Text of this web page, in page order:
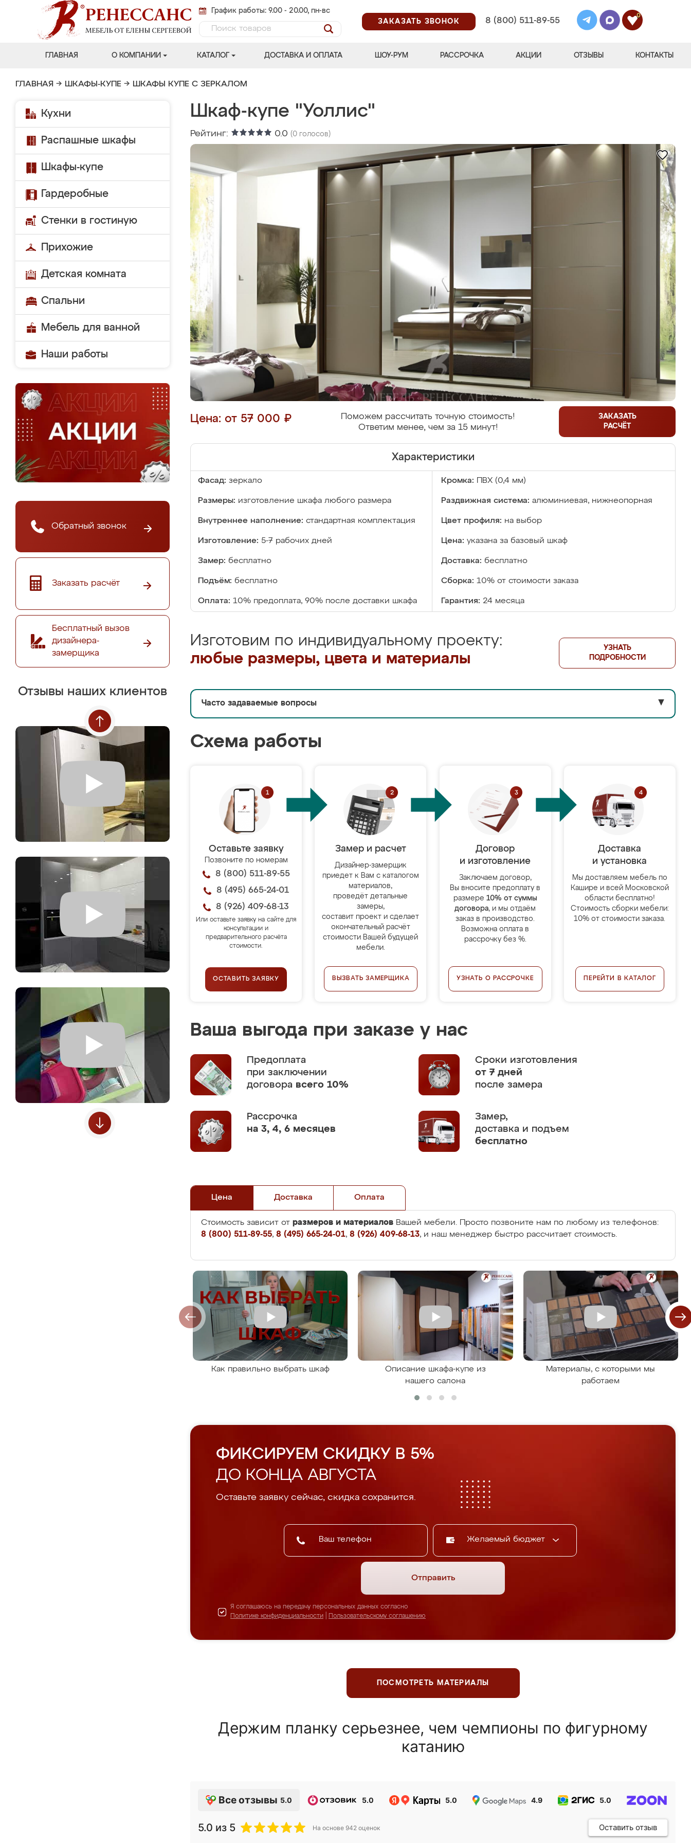
График работы: 9.00 - 20.00, пн-вс
ЗАКАЗАТЬ ЗВОНОК
8 (800) 511-89-55
0
ГЛАВНАЯ О КОМПАНИИ КАТАЛОГ ДОСТАВКА И ОПЛАТА ШОУ-РУМ РАССРОЧКА АКЦИИ ОТЗЫВЫ КОНТАКТЫ
ГЛАВНАЯ → ШКАФЫ-КУПЕ → ШКАФЫ КУПЕ С ЗЕРКАЛОМ
Кухни
Распашные шкафы
Шкафы-купе
Гардеробные
Стенки в гостиную
Прихожие
Детская комната
Спальни
Мебель для ванной
Наши работы
Обратный звонок
Заказать расчёт
Бесплатный вызов
дизайнера-
замерщика
Отзывы наших клиентов
Шкаф-купе "Уоллис"
Рейтинг: 0.0 (0 голосов)
Цена: от 57 000 ₽
Поможем рассчитать точную стоимость!
Ответим менее, чем за 15 минут!
ЗАКАЗАТЬ
РАСЧЁТ
Характеристики
Фасад: зеркало Кромка: ПВХ (0,4 мм)
Размеры: изготовление шкафа любого размера Раздвижная система: алюминиевая, нижнеопорная
Внутреннее наполнение: стандартная комплектация Цвет профиля: на выбор
Изготовление: 5-7 рабочих дней Цена: указана за базовый шкаф
Замер: бесплатно Доставка: бесплатно
Подъём: бесплатно Сборка: 10% от стоимости заказа
Оплата: 10% предоплата, 90% после доставки шкафа Гарантия: 24 месяца
Изготовим по индивидуальному проекту:
любые размеры, цвета и материалы
УЗНАТЬ
ПОДРОБНОСТИ
Часто задаваемые вопросы ▼
Схема работы
Оставьте заявку
Позвоните по номерам
8 (800) 511-89-55
8 (495) 665-24-01
8 (926) 409-68-13
Или оставьте заявку на сайте для
консультации и
предварительного расчёта
стоимости.
ОСТАВИТЬ ЗАЯВКУ
Замер и расчет
Дизайнер-замерщик
приедет к Вам с каталогом
материалов,
проведёт детальные
замеры,
составит проект и сделает
окончательный расчёт
стоимости Вашей будущей
мебели.
ВЫЗВАТЬ ЗАМЕРЩИКА
Договор
и изготовление
Заключаем договор,
Вы вносите предоплату в
размере 10% от суммы
договора, и мы отдаём
заказ в производство.
Возможна оплата в
рассрочку без %.
УЗНАТЬ О РАССРОЧКЕ
Доставка
и установка
Мы доставляем мебель по
Кашире и всей Московской
области бесплатно!
Стоимость сборки мебели:
10% от стоимости заказа.
ПЕРЕЙТИ В КАТАЛОГ
Ваша выгода при заказе у нас
Предоплата
при заключении
договора всего 10%
Сроки изготовления
от 7 дней
после замера
Рассрочка
на 3, 4, 6 месяцев
Замер,
доставка и подъем
бесплатно
Цена Доставка Оплата
Стоимость зависит от размеров и материалов Вашей мебели. Просто позвоните нам по любому из телефонов:
8 (800) 511-89-55, 8 (495) 665-24-01, 8 (926) 409-68-13, и наш менеджер быстро рассчитает стоимость.
Как правильно выбрать шкаф
Описание шкафа-купе из
нашего салона
Материалы, с которыми мы
работаем
ФИКСИРУЕМ СКИДКУ В 5%
ДО КОНЦА АВГУСТА
Оставьте заявку сейчас, скидка сохранится.
Желаемый бюджет
Отправить
Я соглашаюсь на передачу персональных данных согласно
Политике конфиденциальности
Пользовательскому соглашению
ПОСМОТРЕТЬ МАТЕРИАЛЫ
Держим планку серьезнее, чем чемпионы по фигурному
катанию
Все отзывы 5.0 5.0 5.0 4.9 5.0
5.0 из 5 На основе 942 оценок Оставить отзыв